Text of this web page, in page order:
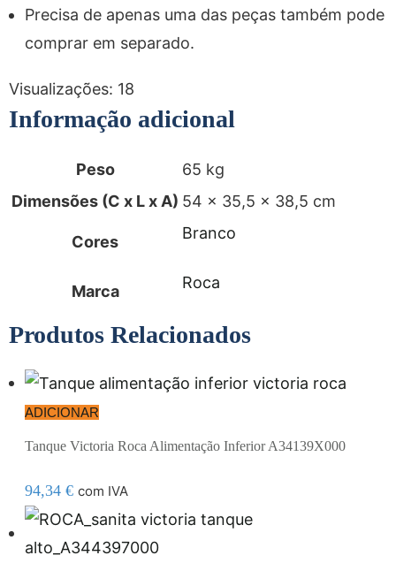
Precisa de apenas uma das peças também pode
comprar em separado.
Visualizações: 18
Informação adicional
Peso
65 kg
Dimensões (C x L x A) 54 × 35,5 × 38,5 cm
Cores Branco
Marca Roca
Produtos Relacionados
ADICIONAR
Tanque Victoria Roca Alimentação Inferior A34139X000
94,34 € com IVA